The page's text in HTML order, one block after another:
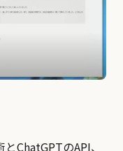
ChatGPTのAPI、